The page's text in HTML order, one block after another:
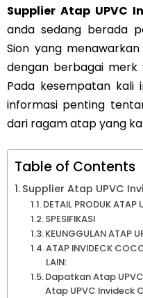
Supplier Atap UPVC
anda sedang berada
Sion yang
dengan berbagai merk
Pada kesempatan kali
informasi penting
dari ragam atap yang
Table of Contents
Supplier Atap UPVC
DETAIL PRODUK ATAP
SPESIFIKASI
KEUNGGULAN ATAP
ATAP INVIDECK
LAIN:
Dapatkan Atap
Atap UPVC Invideck